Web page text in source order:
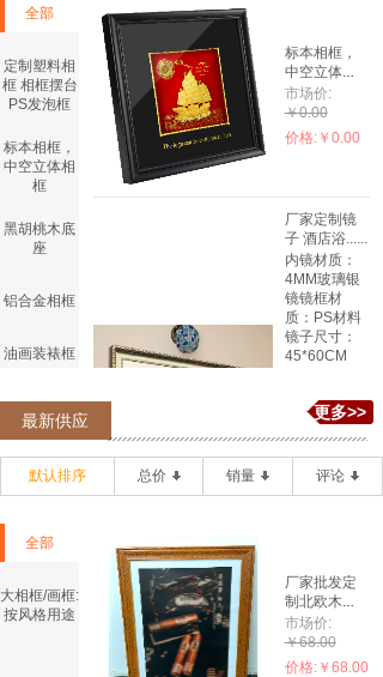
全部
定制塑料相
框 相框摆台
PS发泡框
标本相框，
中空立体相
框
黑胡桃木底
座
铝合金相框
油画装裱框
书法字画装
裱框
小相框/画框:
按材质
镜框/浴室镜
大相框/画框:
标本相框，
中空立体
相......
市场价:
￥0.00
价格:￥0.00
厂家定制镜
子 酒店浴......
内镜材质：
4MM玻璃银
镜镜框材
质：PS材料
镜子尺寸：
45*60CM
以定
简约现代安
￥0.00
价格:￥0.00
更多>>
最新供应
默认排序 总价 销量 评论
全部
大相框/画框:
按风格用途
厂家批发定
制北欧木
质......
市场价:
￥68.00
价格:￥68.00